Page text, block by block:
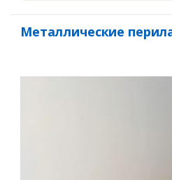
Металлические